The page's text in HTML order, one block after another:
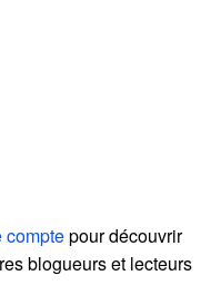
comptepour découvrir
blogueurs et lecteurs